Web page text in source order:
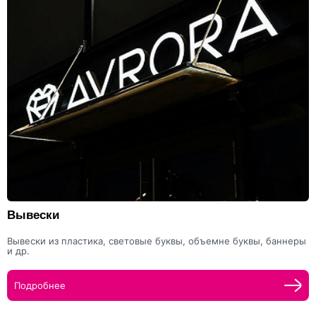
Вывески
Вывески из пластика, световые буквы, объемне буквы, баннеры
и др.
Подробнее